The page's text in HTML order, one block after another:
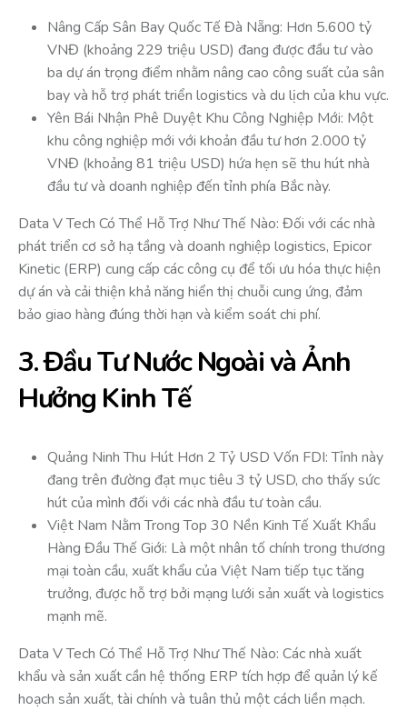
Nâng Cấp Sân Bay Quốc Tế Đà Nẵng: Hơn 5.600 tỷ
VNĐ (khoảng 229 triệu USD) đang được đầu tư vào
ba dự án trọng điểm nhằm nâng cao công suất của sân
bay và hỗ trợ phát triển logistics và du lịch của khu vực.
Yên Bái Nhận Phê Duyệt Khu Công Nghiệp Mới: Một
khu công nghiệp mới với khoản đầu tư hơn 2.000 tỷ
VNĐ (khoảng 81 triệu USD) hứa hẹn sẽ thu hút nhà
đầu tư và doanh nghiệp đến tỉnh phía Bắc này.
Data V Tech Có Thể Hỗ Trợ Như Thế Nào: Đối với các nhà
phát triển cơ sở hạ tầng và doanh nghiệp logistics, Epicor
Kinetic (ERP) cung cấp các công cụ để tối ưu hóa thực hiện
dự án và cải thiện khả năng hiển thị chuỗi cung ứng, đảm
bảo giao hàng đúng thời hạn và kiểm soát chi phí.
3. Đầu Tư Nước Ngoài và Ảnh
Hưởng Kinh Tế
Quảng Ninh Thu Hút Hơn 2 Tỷ USD Vốn FDI: Tỉnh này
đang trên đường đạt mục tiêu 3 tỷ USD, cho thấy sức
hút của mình đối với các nhà đầu tư toàn cầu.
Việt Nam Nằm Trong Top 30 Nền Kinh Tế Xuất Khẩu
Hàng Đầu Thế Giới: Là một nhân tố chính trong thương
mại toàn cầu, xuất khẩu của Việt Nam tiếp tục tăng
trưởng, được hỗ trợ bởi mạng lưới sản xuất và logistics
mạnh mẽ.
Data V Tech Có Thể Hỗ Trợ Như Thế Nào: Các nhà xuất
khẩu và sản xuất cần hệ thống ERP tích hợp để quản lý kế
hoạch sản xuất, tài chính và tuân thủ một cách liền mạch.